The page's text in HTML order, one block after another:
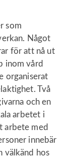
som
Något
för att nå ut
inom vård
organiserat
Två
och en
arbetet i
arbete med
innebär
välkänd hos